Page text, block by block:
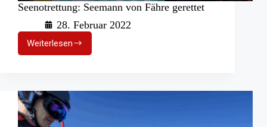
Seenotrettung: Seemann von Fähre gerettet
28. Februar 2022
WeiterlesenSeenotrettung:
Seemann
gerettet